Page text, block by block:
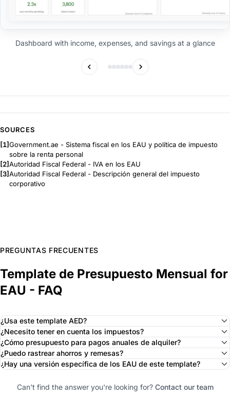
Dashboard with income, expenses, and savings at a glance
SOURCES
[1]Government.ae - Sistema fiscal en los EAU y política de impuesto
sobre la renta personal
[2]Autoridad Fiscal Federal - IVA en los EAU
[3]Autoridad Fiscal Federal - Descripción general del impuesto
corporativo
PREGUNTAS FRECUENTES
Template de Presupuesto Mensual for
EAU - FAQ
¿Usa este template AED?
¿Necesito tener en cuenta los impuestos?
¿Cómo presupuesto para pagos anuales de alquiler?
¿Puedo rastrear ahorros y remesas?
¿Hay una versión específica de los EAU de este template?
Can't find the answer you're looking for? Contact our team